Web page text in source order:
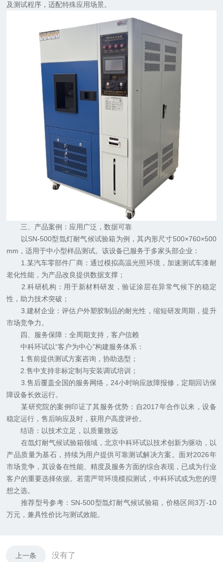
及测试程序，适配特殊应用场景。
三、产品案例：应用广泛，数据可靠
以SN-500型氙灯耐气候试验箱为例，其内形尺寸500×760×500
mm，适用于中小型样品测试。该设备已服务于多家头部企业：
1.某汽车零部件厂商：通过模拟高温光照环境，加速测试车漆耐
老化性能，为产品改良提供数据支撑；
2.科研机构：用于新材料研发，验证涂层在异常气候下的稳定
性，助力技术突破；
3.建材企业：评估户外塑胶制品的耐光性，缩短研发周期，提升
市场竞争力。
四、服务保障：全周期支持，客户信赖
中科环试以“客户为中心”构建服务体系：
1.售前提供测试方案咨询，协助选型；
2.售中支持非标定制与安装调试培训；
3.售后覆盖全国的服务网络，24小时响应故障报修，定期回访保
障设备长效运行。
某研究院的案例印证了其服务优势：自2017年合作以来，设备
稳定运行，售后响应及时，获用户高度评价。
结语：以技术立足，以质量致远
在氙灯耐气候试验箱领域，北京中科环试以技术创新为驱动，以
产品质量为基石，持续为用户提供可靠测试解决方案。面对2026年
市场竞争，其设备在性能、精度及服务方面的综合表现，已成为行业
客户的重要选择依据。若需严苛环境模拟测试，中科环试或为您的理
想之选。
推荐型号参考：SN-500型氙灯耐气候试验箱，价格区间3万-10
万元，兼具性价比与测试效能。
上一条 没有了